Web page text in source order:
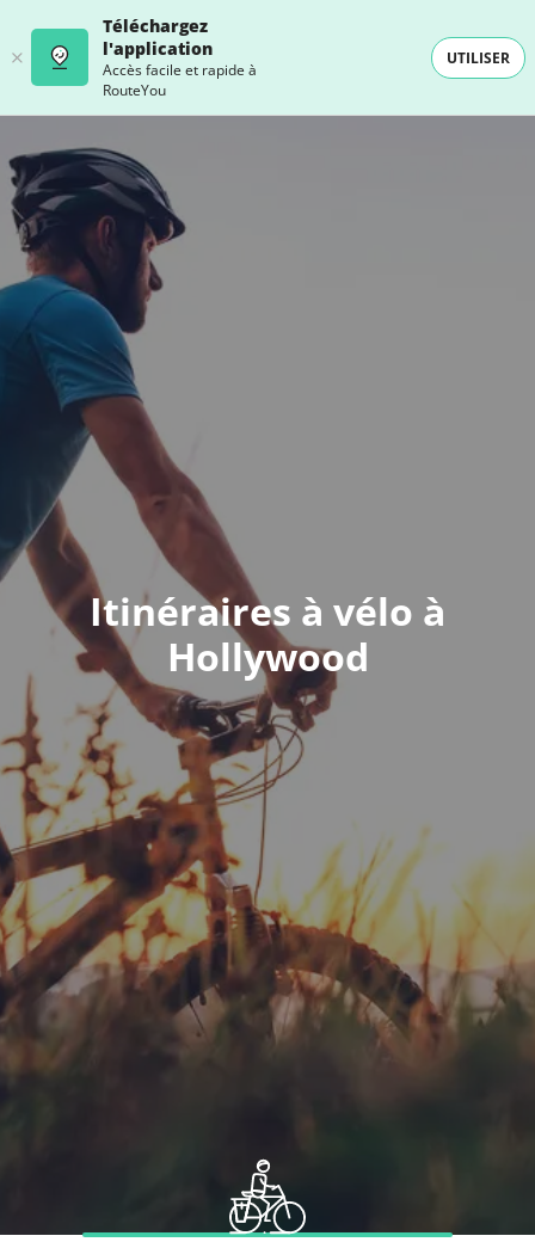
Téléchargez
l'application
Accès facile et rapide à
RouteYou
UTILISER
Itinéraires à vélo à
Hollywood